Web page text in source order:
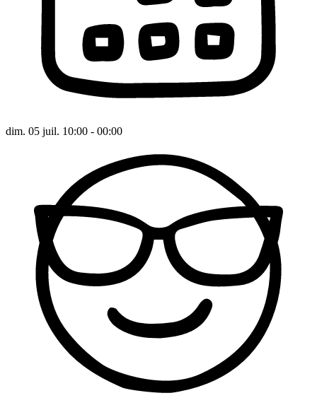
dim. 05 juil. 10:00 - 00:00